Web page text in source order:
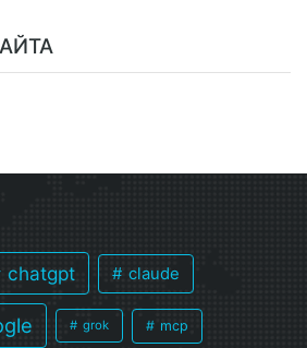
chatgpt claude
grok mcp